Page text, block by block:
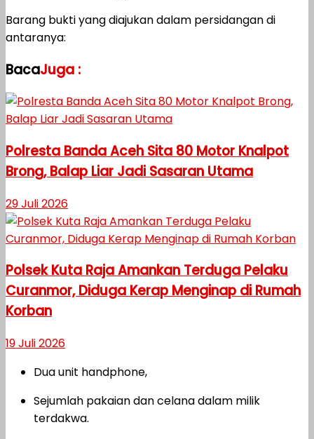
Barang bukti yang diajukan dalam persidangan di
antaranya:
BacaJuga :
Polresta Banda Aceh Sita 80 Motor Knalpot
Brong, Balap Liar Jadi Sasaran Utama
29 Juli 2026
Polsek Kuta Raja Amankan Terduga Pelaku
Curanmor, Diduga Kerap Menginap di Rumah
Korban
19 Juli 2026
Dua unit handphone,
Sejumlah pakaian dan celana dalam milik
terdakwa.